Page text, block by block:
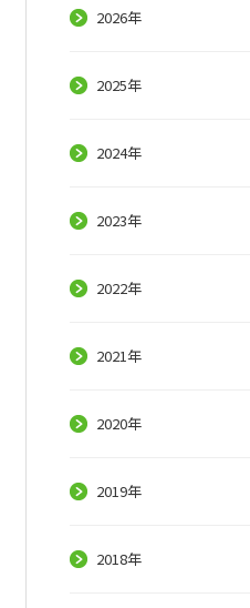
2026年
2025年
2024年
2023年
2022年
2021年
2020年
2019年
2018年